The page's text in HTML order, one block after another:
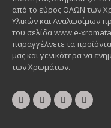
από το εύρος ΟΛΩΝ των
Υλικών και Αναλωσίμων
του σελίδα www.e-
παραγγέλνετε τα
μας και γενικότερα να
των Χρωμάτων.